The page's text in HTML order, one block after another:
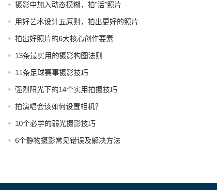
摄影中加入动态模糊，拍"活"照片
用好艺术设计五原则，拍出更好的照片
拍出好照片的6大核心创作要素
13条最实用的摄影构图法则
11条足球赛事摄影技巧
强烈阳光下的14个实用拍摄技巧
拍演唱会该如何设置相机？
10个必学的弱光摄影技巧
6个静物摄影常见错误及解决方法